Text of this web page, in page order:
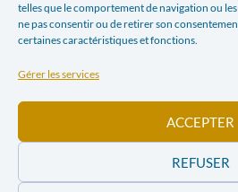
telles que le comportement de navigation ou
ne pas consentir ou de retirer son
certaines caractéristiques et fonctions.
Gérer les services
ACCEPTER
REFUSER
POLITIQUE DE CONFIDENTIALITÉ| JUSTICE & PAIX –